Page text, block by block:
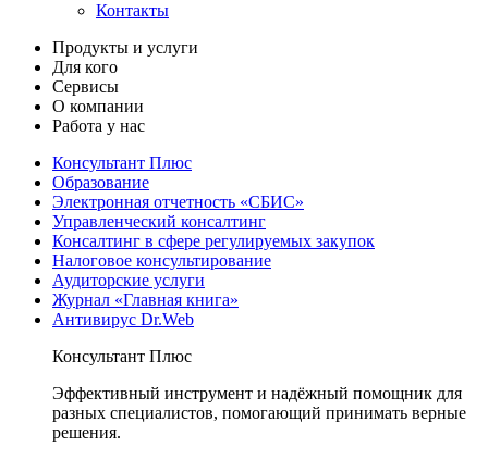
Контакты
Продукты и услуги
Для кого
Сервисы
О компании
Работа у нас
Консультант Плюс
Образование
Электронная отчетность «СБИС»
Управленческий консалтинг
Консалтинг в сфере регулируемых закупок
Налоговое консультирование
Аудиторские услуги
Журнал «Главная книга»
Антивирус Dr.Web
Консультант Плюс
Эффективный инструмент и надёжный помощник для
разных специалистов, помогающий принимать верные
решения.